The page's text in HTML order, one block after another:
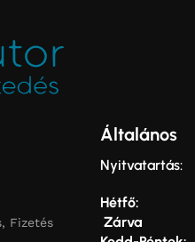
Fizetés
Általános
Nyitvatartás:
Hétfő:
Zárva